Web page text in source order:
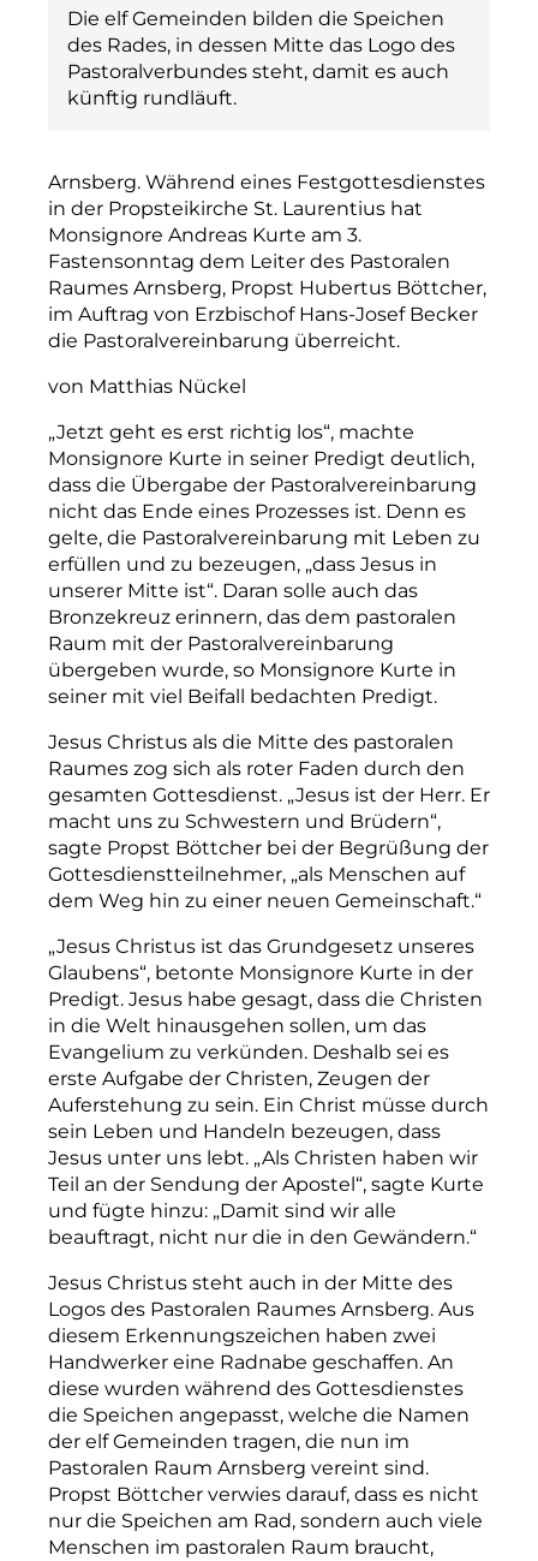
Die elf Gemeinden bilden die Speichen
des Rades, in dessen Mitte das Logo des
Pastoralverbundes steht, damit es auch
künftig rundläuft.
Arnsberg. Während eines Festgottesdienstes
in der Propstei­kirche St. Laurentius hat
Monsignore Andreas Kurte am 3.
Fastensonntag dem Leiter des Pastoralen
Raumes Arnsberg, Propst Hubertus Böttcher,
im Auftrag von Erzbischof Hans-Josef Becker
die Pastoralvereinbarung überreicht.
von Matthias Nückel
„Jetzt geht es erst richtig los“, machte
Monsignore Kurte in seiner Predigt deutlich,
dass die Übergabe der Pastoralvereinbarung
nicht das Ende eines Prozesses ist. Denn es
gelte, die Pastoralvereinbarung mit Leben zu
erfüllen und zu bezeugen, „dass Jesus in
unserer Mitte ist“. Daran solle auch das
Bronzekreuz erinnern, das dem pastoralen
Raum mit der Pastoralvereinbarung
übergeben wurde, so Monsignore Kurte in
seiner mit viel Beifall bedachten Predigt.
Jesus Christus als die Mitte des pastoralen
Raumes zog sich als roter Faden durch den
gesamten Gottesdienst. „Jesus ist der Herr. Er
macht uns zu Schwestern und Brüdern“,
sagte Propst Böttcher bei der Begrüßung der
Gottesdienstteilnehmer, „als Menschen auf
dem Weg hin zu einer neuen Gemeinschaft.“
„Jesus Christus ist das Grundgesetz unseres
Glaubens“, betonte Monsignore Kurte in der
Predigt. Jesus habe gesagt, dass die Christen
in die Welt hinausgehen sollen, um das
Evangelium zu verkünden. Deshalb sei es
erste Aufgabe der Christen, Zeugen der
Auferstehung zu sein. Ein Christ müsse durch
sein Leben und Handeln bezeugen, dass
Jesus unter uns lebt. „Als Christen haben wir
Teil an der Sendung der Apos­tel“, sagte Kurte
und fügte hinzu: „Damit sind wir alle
beauftragt, nicht nur die in den Gewändern.“
Jesus Christus steht auch in der Mitte des
Logos des Pastoralen Raumes Arnsberg. Aus
diesem Erkennungszeichen haben zwei
Handwerker eine Radnabe geschaffen. An
diese wurden während des Gottesdienstes
die Speichen angepasst, welche die Namen
der elf Gemeinden tragen, die nun im
Pastoralen Raum Arnsberg vereint sind.
Propst Böttcher verwies darauf, dass es nicht
nur die Speichen am Rad, sondern auch viele
Menschen im pastoralen Raum braucht,